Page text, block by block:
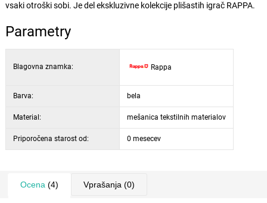
vsaki otroški sobi. Je del ekskluzivne kolekcije plišastih igrač RAPPA.
Parametry
Blagovna znamka: Rappa
Barva: bela
Material: mešanica tekstilnih materialov
Priporočena starost od: 0 mesecev
Ocena (4) Vprašanja (0)